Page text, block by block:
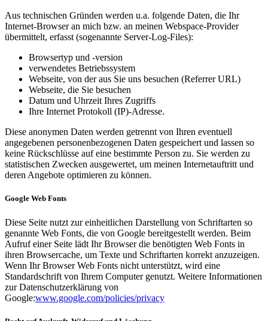
Aus technischen Gründen werden u.a. folgende Daten, die Ihr
Internet-Browser an mich bzw. an meinen Webspace-Provider
übermittelt, erfasst (sogenannte Server-Log-Files):
Browsertyp und -version
verwendetes Betriebssystem
Webseite, von der aus Sie uns besuchen (Referrer URL)
Webseite, die Sie besuchen
Datum und Uhrzeit Ihres Zugriffs
Ihre Internet Protokoll (IP)-Adresse.
Diese anonymen Daten werden getrennt von Ihren eventuell
angegebenen personenbezogenen Daten gespeichert und lassen so
keine Rückschlüsse auf eine bestimmte Person zu. Sie werden zu
statistischen Zwecken ausgewertet, um meinen Internetauftritt und
deren Angebote optimieren zu können.
Google Web Fonts
Diese Seite nutzt zur einheitlichen Darstellung von Schriftarten so
genannte Web Fonts, die von Google bereitgestellt werden. Beim
Aufruf einer Seite lädt Ihr Browser die benötigten Web Fonts in
ihren Browsercache, um Texte und Schriftarten korrekt anzuzeigen.
Wenn Ihr Browser Web Fonts nicht unterstützt, wird eine
Standardschrift von Ihrem Computer genutzt. Weitere Informationen
zur Datenschutzerklärung von
Google:www.google.com/policies/privacy